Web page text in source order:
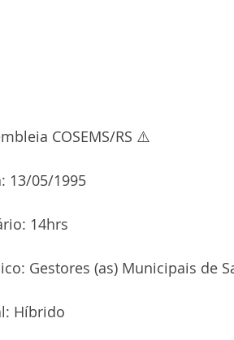
COSEMS/RS ⚠️
13/05/1995
14hrs
Gestores (as) Municipais de
Híbrido